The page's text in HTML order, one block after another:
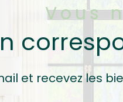
Vous
et recevez les